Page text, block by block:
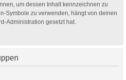
um dessen Inhalt kennzeichnen zu
Symbole zu verwenden, hängt von deinen
Administration gesetzt hat.